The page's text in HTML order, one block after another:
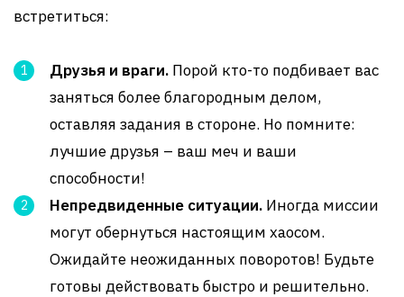
встретиться:
Друзья и враги. Порой кто-то подбивает вас
заняться более благородным делом,
оставляя задания в стороне. Но помните:
лучшие друзья – ваш меч и ваши
способности!
Непредвиденные ситуации. Иногда миссии
могут обернуться настоящим хаосом.
Ожидайте неожиданных поворотов! Будьте
готовы действовать быстро и решительно.